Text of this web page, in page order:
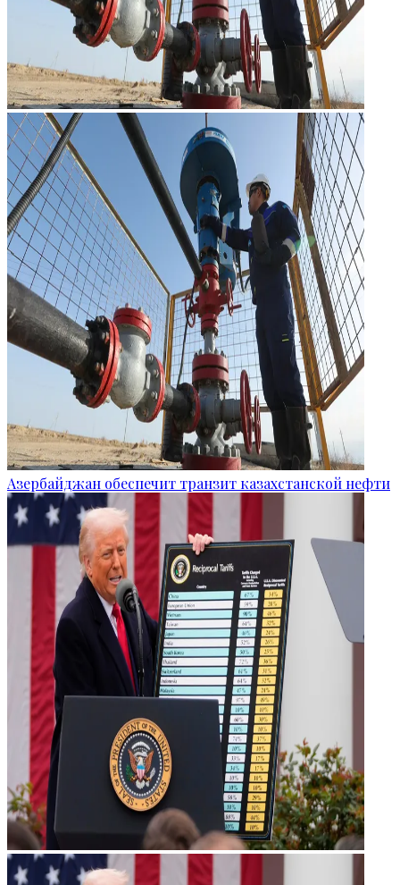
Азербайджан обеспечит транзит казахстанской нефти